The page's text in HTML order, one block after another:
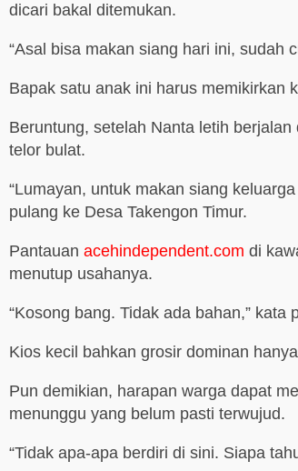
dicari bakal ditemukan.
“Asal bisa makan siang hari ini, sudah
Bapak satu anak ini harus memikirkan
Beruntung, setelah Nanta letih
telor bulat.
“Lumayan, untuk makan siang
pulang ke Desa Takengon Timur.
Pantauan acehindependent.com di
menutup usahanya.
“Kosong bang. Tidak ada bahan,” kata
Kios kecil bahkan grosir dominan
Pun demikian, harapan warga dapat
menunggu yang belum pasti terwujud.
“Tidak apa-apa berdiri di sini. Siapa